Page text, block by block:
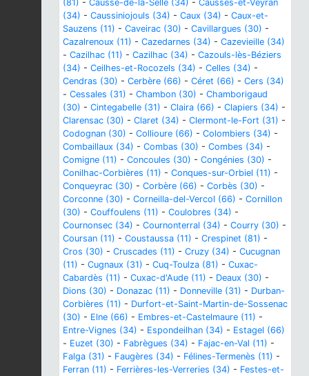
(81) - Causse-de-la-Selle (34) - Causses-et-Veyran
(34) - Caussiniojouls (34) - Caux (34) - Caux-et-
Sauzens (11) - Caveirac (30) - Cavillargues (30) -
Cazalrenoux (11) - Cazedarnes (34) - Cazevieille (34)
- Cazilhac (11) - Cazilhac (34) - Cazouls-lès-Béziers
(34) - Ceilhes-et-Rocozels (34) - Celles (34) -
Cendras (30) - Cerbère (66) - Céret (66) - Cers (34)
- Cessales (31) - Chambon (30) - Chamborigaud
(30) - Cintegabelle (31) - Claira (66) - Clapiers (34) -
Clarensac (30) - Claret (34) - Clermont-le-Fort (31) -
Codognan (30) - Collioure (66) - Colombiers (34) -
Combaillaux (34) - Combas (30) - Combes (34) -
Comigne (11) - Concoules (30) - Congénies (30) -
Conilhac-Corbières (11) - Conques-sur-Orbiel (11) -
Conqueyrac (30) - Corbère (66) - Corbès (30) -
Corconne (30) - Corneilla-del-Vercol (66) - Cornillon
(30) - Couffoulens (11) - Coulobres (34) -
Cournonsec (34) - Cournonterral (34) - Courry (30) -
Coursan (11) - Coustaussa (11) - Crespinet (81) -
Cros (30) - Cruscades (11) - Cruzy (34) - Cucugnan
(11) - Cugnaux (31) - Cuq-Toulza (81) - Cuxac-
Cabardès (11) - Cuxac-d'Aude (11) - Deaux (30) -
Dions (30) - Donazac (11) - Donneville (31) - Durban-
Corbières (11) - Durfort-et-Saint-Martin-de-Sossenac
(30) - Elne (66) - Embres-et-Castelmaure (11) -
Entre-Vignes (34) - Espondeilhan (34) - Estagel (66)
- Euzet (30) - Fabrègues (34) - Fajac-en-Val (11) -
Falga (31) - Faugères (34) - Félines-Termenès (11) -
Ferran (11) - Ferrières-les-Verreries (34) - Festes-et-